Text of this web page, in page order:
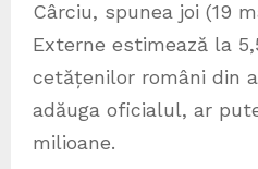
Cârciu, spunea joi (19
Externe estimează la
cetățenilor români din
adăuga oficialul, ar
milioane.